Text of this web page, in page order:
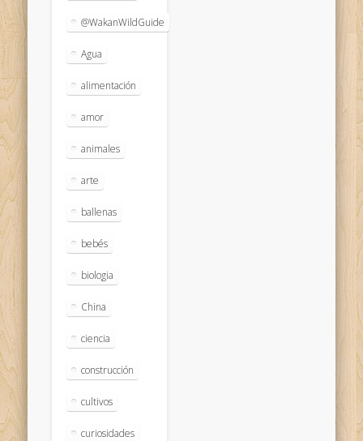
@WakanWildGuide
Agua
alimentación
amor
animales
arte
ballenas
bebés
biologia
China
ciencia
construcción
cultivos
curiosidades